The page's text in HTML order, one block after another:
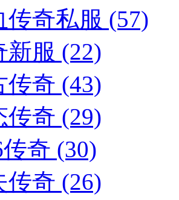
传奇私服 (57)
新服 (22)
传奇 (43)
传奇 (29)
传奇 (30)
传奇 (26)